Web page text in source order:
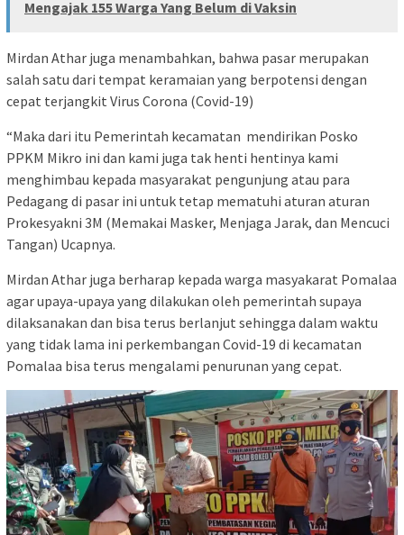
Mengajak 155 Warga Yang Belum di Vaksin
Mirdan Athar juga menambahkan, bahwa pasar merupakan
salah satu dari tempat keramaian yang berpotensi dengan
cepat terjangkit Virus Corona (Covid-19)
“Maka dari itu Pemerintah kecamatan mendirikan Posko
PPKM Mikro ini dan kami juga tak henti hentinya kami
menghimbau kepada masyarakat pengunjung atau para
Pedagang di pasar ini untuk tetap mematuhi aturan aturan
Prokesyakni 3M (Memakai Masker, Menjaga Jarak, dan Mencuci
Tangan) Ucapnya.
Mirdan Athar juga berharap kepada warga masyakarat Pomalaa
agar upaya-upaya yang dilakukan oleh pemerintah supaya
dilaksanakan dan bisa terus berlanjut sehingga dalam waktu
yang tidak lama ini perkembangan Covid-19 di kecamatan
Pomalaa bisa terus mengalami penurunan yang cepat.